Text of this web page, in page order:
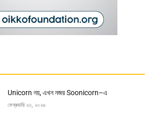
Unicorn নয়, এখন নজর Soonicorn–এ
ফেব্রুয়ারি ২৩, ২০২৬